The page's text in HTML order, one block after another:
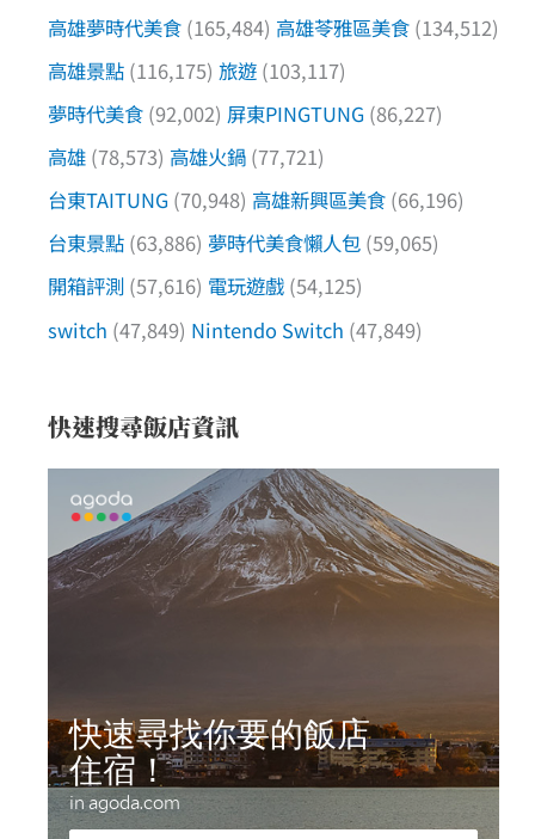
高雄夢時代美食 (165,484) 高雄苓雅區美食 (134,512)
高雄景點 (116,175) 旅遊 (103,117)
夢時代美食 (92,002) 屏東PINGTUNG (86,227)
高雄 (78,573) 高雄火鍋 (77,721)
台東TAITUNG (70,948) 高雄新興區美食 (66,196)
台東景點 (63,886) 夢時代美食懶人包 (59,065)
開箱評測 (57,616) 電玩遊戲 (54,125)
switch (47,849) Nintendo Switch (47,849)
快速搜尋飯店資訊